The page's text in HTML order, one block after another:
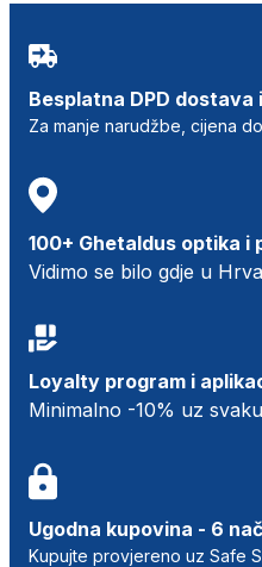
Besplatna DPD dostava
Za manje narudžbe, cijena
100+ Ghetaldus optika i
Vidimo se bilo gdje u
Loyalty program i
Minimalno -10% uz
Ugodna kupovina - 6
Kupujte provjereno uz Safe